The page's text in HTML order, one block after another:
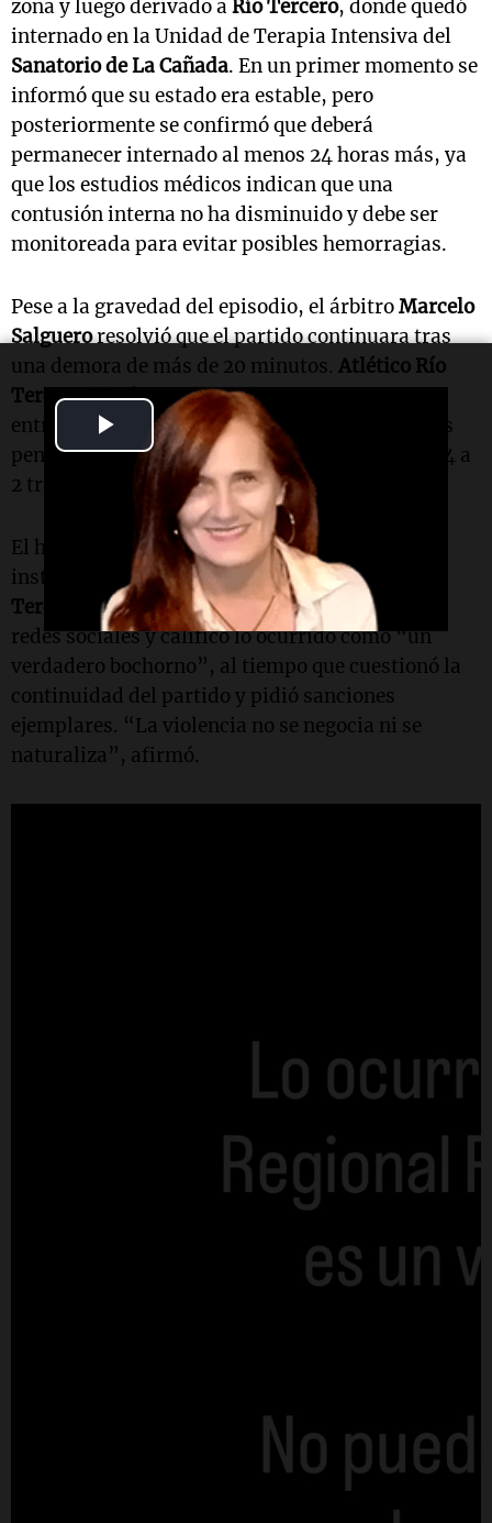
Play
Video
zona y luego derivado aRío Tercero, donde quedó
internado en la Unidad de Terapia Intensiva del
Sanatorio de La Cañada. En un primer momento se
informó que su estado era estable, pero
posteriormente se confirmó que deberá
permanecer internado al menos 24 horas más, ya
que los estudios médicos indican que una
contusión interna no ha disminuido y debe ser
monitoreada para evitar posibles hemorragias.
Pese a la gravedad del episodio, el árbitroMarcelo
Salgueroresolvió que el partido continuara tras
una demora de más de 20 minutos. Atlético Río
Tercerodebió completar el encuentro sin su
entrenador en el banco y la definición llegó a los
penales, dondeRecreativo Elenense
se impuso 4 a
2 tras el 1 a 1 en los 90 minutos.
El hecho generó una fuerte repercusión
institucional y política. El intendente de
Tercero
Marcos Ferrer, expresó su repudio en
redes sociales y calificó lo ocurrido como “un
verdadero bochorno”, al tiempo que cuestionó la
continuidad del partido y pidió sanciones
ejemplares. “La violencia no se negocia ni se
naturaliza”, afirmó.